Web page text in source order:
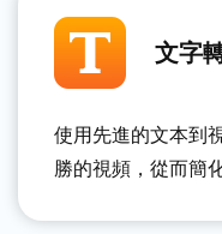
文字
使用先進的文本到
勝的視頻，從而簡